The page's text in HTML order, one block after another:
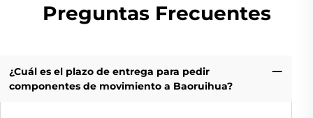
Preguntas Frecuentes
¿Cuál es el plazo de entrega para pedir
componentes de movimiento a Baoruihua?